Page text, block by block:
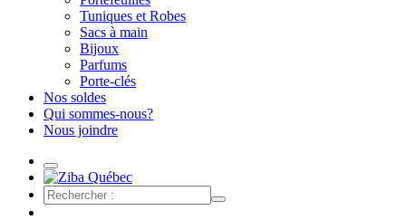
Tuniques et Robes
Sacs à main
Bijoux
Parfums
Porte-clés
Nos soldes
Qui sommes-nous?
Nous joindre